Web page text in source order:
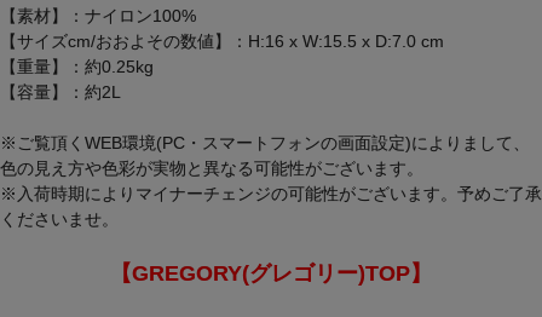
【素材】：ナイロン100%
【サイズcm/おおよその数値】：H:16 x W:15.5 x D:7.0 cm
【重量】：約0.25kg
【容量】：約2L
※ご覧頂くWEB環境(PC・スマートフォンの画面設定)によりまして、
色の見え方や色彩が実物と異なる可能性がございます。
※入荷時期によりマイナーチェンジの可能性がございます。予めご了承
くださいませ。
【GREGORY(グレゴリー)TOP】